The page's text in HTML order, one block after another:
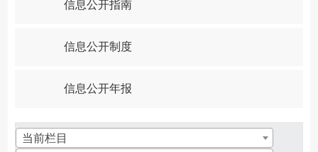
信息公开指南
信息公开制度
信息公开年报
当前栏目